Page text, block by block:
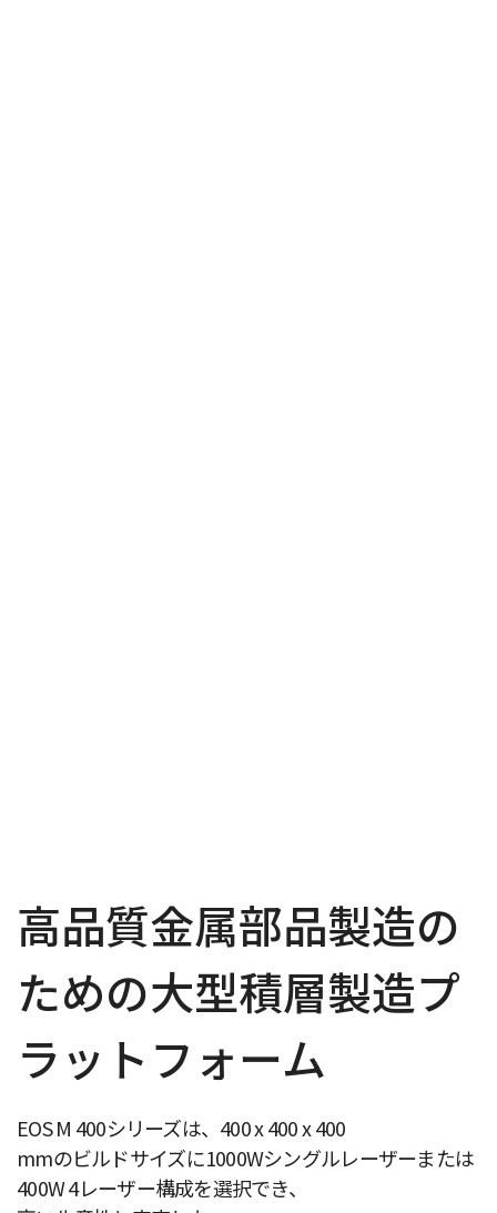
高品質金属部品製造の
ための大型積層製造プ
ラットフォーム
EOS M 400シリーズは、400 x 400 x 400
mmのビルドサイズに1000Wシングルレーザーまたは
400W 4レーザー構成を選択でき、